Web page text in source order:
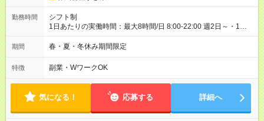
勤務時間
シフト制
1日あたりの実働時間：最大8時間/日 8:00-22:00 週2日～・1日
2h～OK◎ 基本は固定シフトですが、学校の試験や家庭の都合な
どイレギュラーにはもちろん対応します。 その際はお気軽にご
期間 春・夏・冬休み期間限定
特徴 副業・WワークOK
気になる！ 応募する 詳細へ